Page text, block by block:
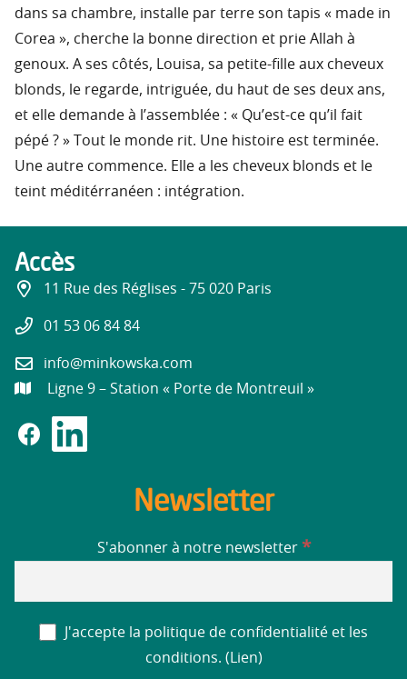
dans sa chambre, installe par terre son tapis « made in
Corea », cherche la bonne direction et prie Allah à
genoux. A ses côtés, Louisa, sa petite-fille aux cheveux
blonds, le regarde, intriguée, du haut de ses deux ans,
et elle demande à l’assemblée : « Qu’est-ce qu’il fait
pépé ? » Tout le monde rit. Une histoire est terminée.
Une autre commence. Elle a les cheveux blonds et le
teint méditérranéen : intégration.
Accès
11 Rue des Réglises - 75 020 Paris
01 53 06 84 84
info@minkowska.com
Ligne 9 – Station « Porte de Montreuil »
Newsletter
S'abonner à notre newsletter *
J'accepte la politique de confidentialité et les
conditions. ( Lien)